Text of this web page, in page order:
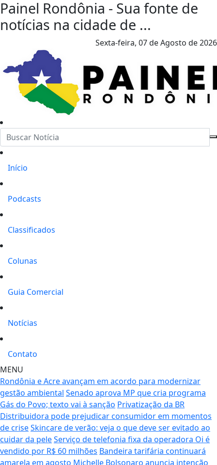
Painel Rondônia - Sua fonte de
notícias na cidade de ...
Sexta-feira, 07 de Agosto de 2026
Início
Podcasts
Classificados
Colunas
Guia Comercial
Notícias
Contato
MENU
Rondônia e Acre avançam em acordo para modernizar
gestão ambiental Senado aprova MP que cria programa
Gás do Povo; texto vai à sanção Privatização da BR
Distribuidora pode prejudicar consumidor em momentos
de criseSkincare de verão: veja o que deve ser evitado ao
cuidar da peleServiço de telefonia fixa da operadora Oi é
vendido por R$ 60 milhões Bandeira tarifária continuará
amarela em agosto Michelle Bolsonaro anuncia intenção